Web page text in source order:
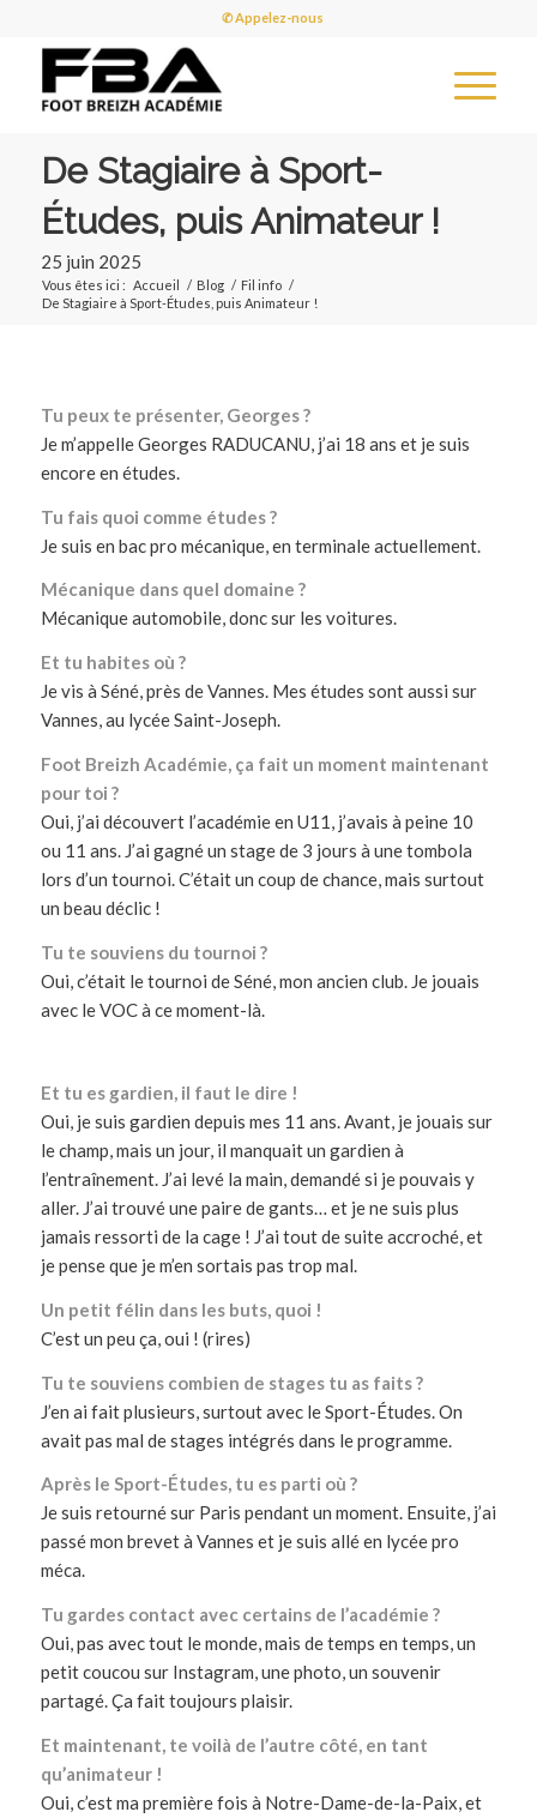
✆ Appelez-nous
De Stagiaire à Sport-
Études, puis Animateur !
25 juin 2025
Vous êtes ici : Accueil / Blog / Fil info /
De Stagiaire à Sport-Études, puis Animateur !
Tu peux te présenter, Georges ?
Je m’appelle Georges RADUCANU, j’ai 18 ans et je suis
encore en études.
Tu fais quoi comme études ?
Je suis en bac pro mécanique, en terminale actuellement.
Mécanique dans quel domaine ?
Mécanique automobile, donc sur les voitures.
Et tu habites où ?
Je vis à Séné, près de Vannes. Mes études sont aussi sur
Vannes, au lycée Saint-Joseph.
Foot Breizh Académie, ça fait un moment maintenant
pour toi ?
Oui, j’ai découvert l’académie en U11, j’avais à peine 10
ou 11 ans. J’ai gagné un stage de 3 jours à une tombola
lors d’un tournoi. C’était un coup de chance, mais surtout
un beau déclic !
Tu te souviens du tournoi ?
Oui, c’était le tournoi de Séné, mon ancien club. Je jouais
avec le VOC à ce moment-là.
Et tu es gardien, il faut le dire !
Oui, je suis gardien depuis mes 11 ans. Avant, je jouais sur
le champ, mais un jour, il manquait un gardien à
l’entraînement. J’ai levé la main, demandé si je pouvais y
aller. J’ai trouvé une paire de gants… et je ne suis plus
jamais ressorti de la cage ! J’ai tout de suite accroché, et
je pense que je m’en sortais pas trop mal.
Un petit félin dans les buts, quoi !
C’est un peu ça, oui ! (rires)
Tu te souviens combien de stages tu as faits ?
J’en ai fait plusieurs, surtout avec le Sport-Études. On
avait pas mal de stages intégrés dans le programme.
Après le Sport-Études, tu es parti où ?
Je suis retourné sur Paris pendant un moment. Ensuite, j’ai
passé mon brevet à Vannes et je suis allé en lycée pro
méca.
Tu gardes contact avec certains de l’académie ?
Oui, pas avec tout le monde, mais de temps en temps, un
petit coucou sur Instagram, une photo, un souvenir
partagé. Ça fait toujours plaisir.
Et maintenant, te voilà de l’autre côté, en tant
qu’animateur !
Oui, c’est ma première fois à Notre-Dame-de-la-Paix, et